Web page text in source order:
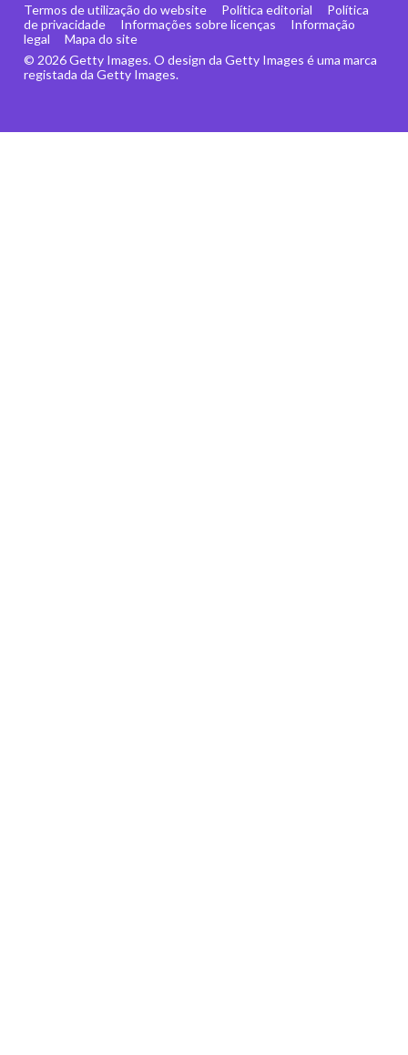
© 2026 Getty Images. O design da Getty Images é uma marca
registada da Getty Images.
Termos de utilização do website Política editorial
Política
de privacidade
Informações sobre licenças
Informação
legal
Mapa do site